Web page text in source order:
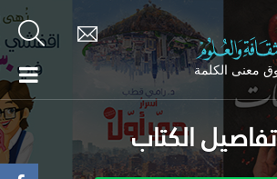
تفاصيل الكتاب